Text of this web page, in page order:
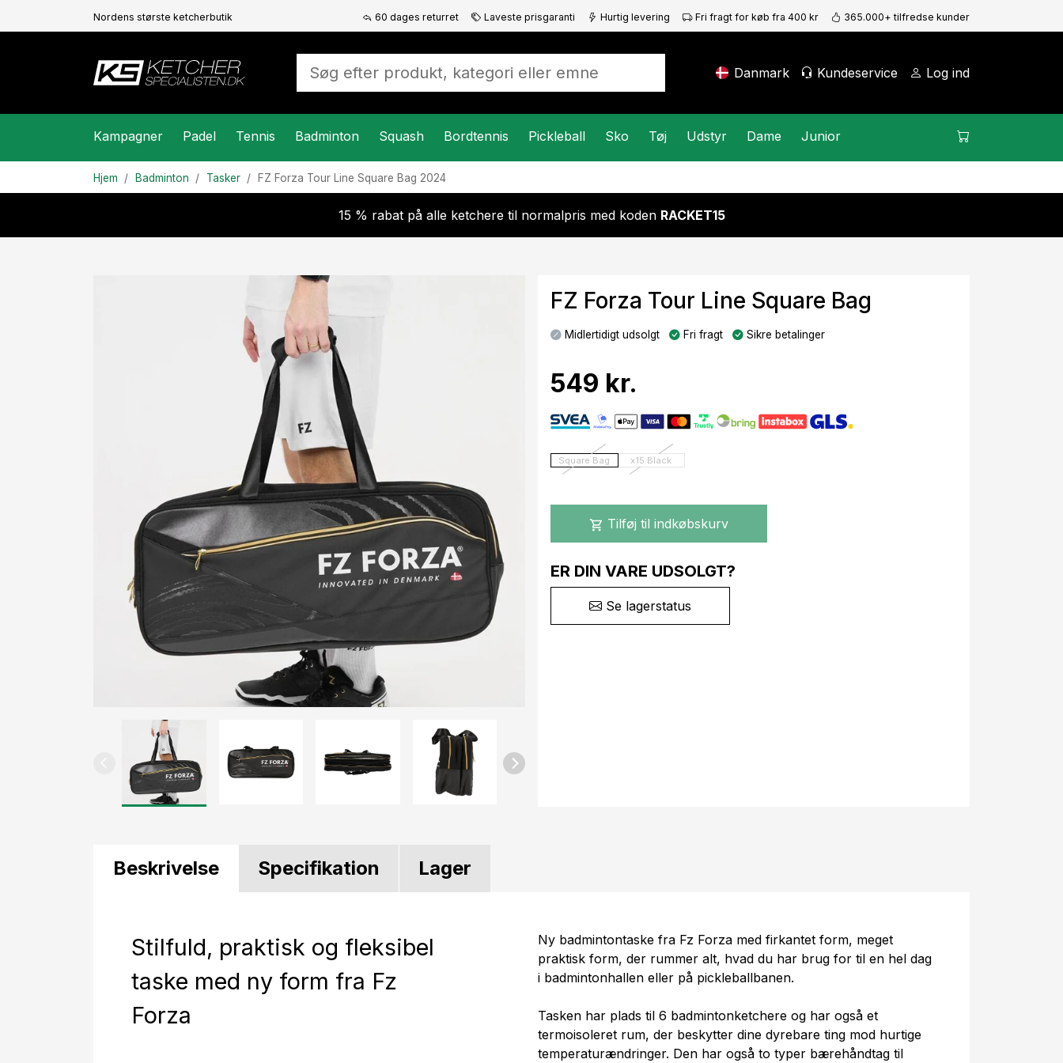
Nordens største ketcherbutik 60 dages returret Laveste prisgaranti Hurtig levering Fri fragt for køb fra 400 kr 365.000+ tilfredse kunder
Danmark Kundeservice Log ind
Kampagner Padel Tennis Badminton Squash Bordtennis Pickleball Sko Tøj Udstyr Dame Junior
Hjem Badminton Tasker FZ Forza Tour Line Square Bag 2024
15 % rabat på alle ketchere til normalpris med koden RACKET15
FZ Forza Tour Line Square Bag
Midlertidigt udsolgt Fri fragt Sikre betalinger
549 kr.
Square Bag x15 Black
shopping_cart Tilføj til indkøbskurv
ER DIN VARE UDSOLGT?
Se lagerstatus
Beskrivelse Specifikation Lager
Stilfuld, praktisk og fleksibel
taske med ny form fra Fz
Forza
Ny badmintontaske fra Fz Forza med firkantet form, meget
praktisk form, der rummer alt, hvad du har brug for til en hel dag
i badmintonhallen eller på pickleballbanen.
Tasken har plads til 6 badmintonketchere og har også et
termoisoleret rum, der beskytter dine dyrebare ting mod hurtige
temperaturændringer. Den har også to typer bærehåndtag til